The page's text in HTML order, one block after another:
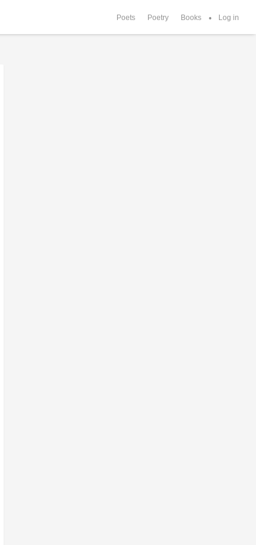
Poets Poetry Books Log in